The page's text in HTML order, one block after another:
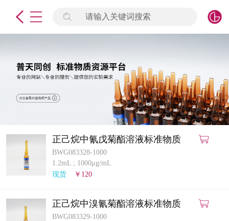
请输入关键词搜索
正己烷中氰戊菊酯溶液标准物质
BWG083328-1000
1.2mL ; 1000μg/mL
现货
￥120
正己烷中溴氰菊酯溶液标准物质
BWG083329-1000
签到
标准物质
产品专项
微生物检测/质控品
定制标物
定制仪器